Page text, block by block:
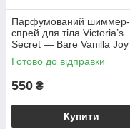
Парфумований шиммер-
спрей для тіла Victoria’s
Secret — Bare Vanilla Joy
Shimmer Fragrance Mist
Готово до відправки
550 ₴
Купити